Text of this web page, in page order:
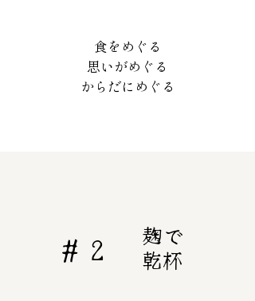
食をめぐる
思いがめぐる
からだにめぐる
＃２
麹で
​乾杯